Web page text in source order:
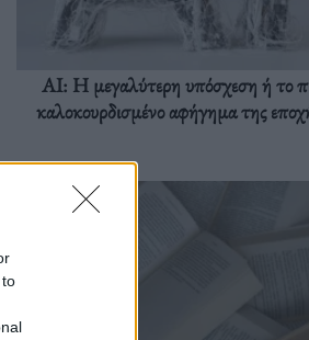
AI: Η μεγαλύτερη υπόσχεση ή το
καλοκουρδισμένο αφήγημα της